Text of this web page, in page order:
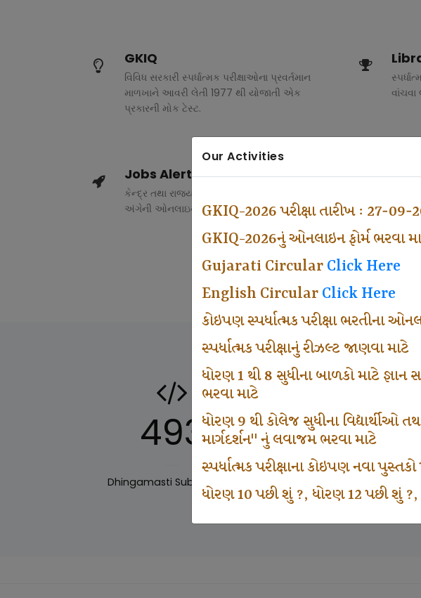
Our Activities
GKIQ-2026 પરીક્ષા તારીખ : 27-09-
GKIQ-2026નું ઓનલાઇન ફોર્મ ભરવા
Gujarati Circular Click Here
English Circular Click Here
કોઇપણ સ્પર્ધાત્મક પરીક્ષા ભરતીના
સ્પર્ધાત્મક પરીક્ષાનું રીઝલ્ટ જાણવા માટે
ધોરણ 1 થી 8 સુધીના બાળકો માટે
ભરવા માટે
ધોરણ 9 થી કોલેજ સુધીના વિદ્યાર્થીઓ
માર્ગદર્શન" નું લવાજમ ભરવા માટે
સ્પર્ધાત્મક પરીક્ષાના કોઇપણ નવા
ધોરણ 10 પછી શું ?, ધોરણ 12 પછી શું ?,
GKIQ
વિવિધ સરકારી સ્પર્ધાત્મક પરીક્ષાઓના પ્રવર્તમાન
માળખાને આવરી લેતી 1977 થી યોજાતી એક
પ્રકારની મોક ટેસ્ટ.
Jobs Alert
કેન્દ્ર તથા રાજ્ય સરકારના વિવિધ વિભાગોમાં ભરતી
અંગેની ઓનલાઇન માહિતી.
હેતુ
493
Dhingamasti Subscription
665